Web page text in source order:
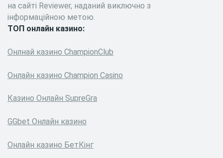
на сайті Reviewer, наданий виключно з
інформаційною метою.
ТОП онлайн казино:
Онлнай казино ChampionClub
Онлайн казино Сhampion Сasino
Казино Онлайн SupreGra
GGbet Онлайн казино
Онлайн казино БетКінг